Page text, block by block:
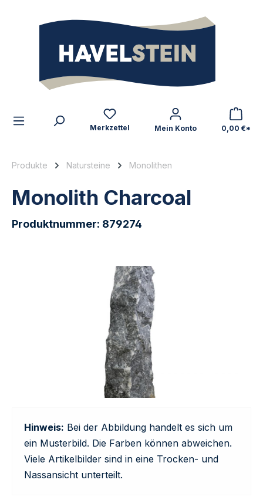
Zum Inhalt
Merkzettel Mein Konto 0,00 €*
Produkte Natursteine Monolithen
Monolith Charcoal
Produktnummer: 879274
Hinweis: Bei der Abbildung handelt es sich um
ein Musterbild. Die Farben können abweichen.
Viele Artikelbilder sind in eine Trocken- und
Nassansicht unterteilt.